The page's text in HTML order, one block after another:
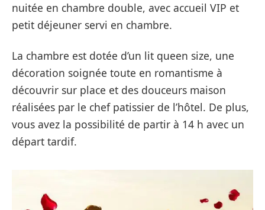
nuitée en chambre double, avec accueil VIP et
petit déjeuner servi en chambre.
La chambre est dotée d’un lit queen size, une
décoration soignée toute en romantisme à
découvrir sur place et des douceurs maison
réalisées par le chef patissier de l’hôtel. De plus,
vous avez la possibilité de partir à 14 h avec un
départ tardif.